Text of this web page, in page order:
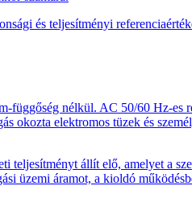
és teljesítményi
függőség nélkül. AC 50/60 Hz-es
okozta elektromos tüzek és
teljesítményt állít elő, amelyet a
üzemi áramot, a kioldó